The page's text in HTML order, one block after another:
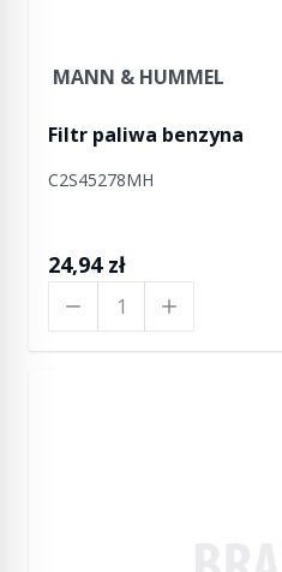
MANN & HUMMEL
Filtr paliwa benzyna
C2S45278MH
24,94 zł